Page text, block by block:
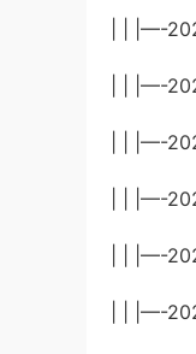
| | |—-
| | |—-
| | |—-
| | |—-
| | |—-
| | |—-